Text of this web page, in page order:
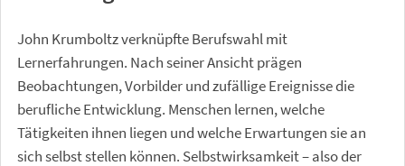
John Krumboltz verknüpfte Berufswahl mit
Lernerfahrungen. Nach seiner Ansicht prägen
Beobachtungen, Vorbilder und zufällige Ereignisse die
berufliche Entwicklung. Menschen lernen, welche
Tätigkeiten ihnen liegen und welche Erwartungen sie an
sich selbst stellen können. Selbstwirksamkeit – also der